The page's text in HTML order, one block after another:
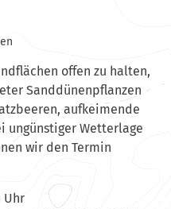
offen zu halten,
Sanddünenpflanzen
aufkeimende
ungünstiger Wetterlage
wir den Termin
Uhr